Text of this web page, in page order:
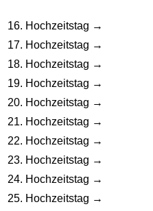
16. Hochzeitstag →
17. Hochzeitstag →
18. Hochzeitstag →
19. Hochzeitstag →
20. Hochzeitstag →
21. Hochzeitstag →
22. Hochzeitstag →
23. Hochzeitstag →
24. Hochzeitstag →
25. Hochzeitstag →